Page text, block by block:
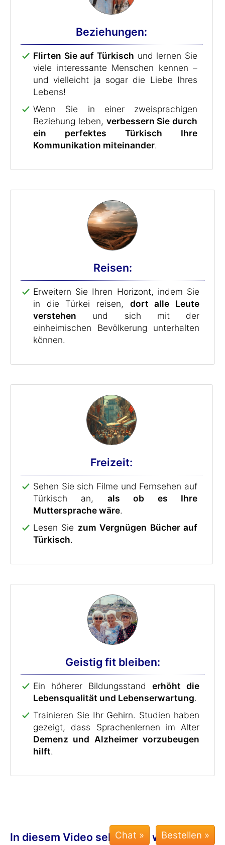
Beziehungen:
Flirten Sie auf Türkisch und lernen Sie
viele interessante Menschen kennen –
und vielleicht ja sogar die Liebe Ihres
Lebens!
Wenn Sie in einer zweisprachigen
Beziehung leben, verbessern Sie durch
ein perfektes Türkisch Ihre
Kommunikation miteinander.
Reisen:
Erweitern Sie Ihren Horizont, indem Sie
in die Türkei reisen, dort alle Leute
verstehen und sich mit der
einheimischen Bevölkerung unterhalten
können.
Freizeit:
Sehen Sie sich Filme und Fernsehen auf
Türkisch an, als ob es Ihre
Muttersprache wäre.
Lesen Sie zum Vergnügen Bücher auf
Türkisch.
Geistig fit bleiben:
Ein höherer Bildungsstand erhöht die
Lebensqualität und Lebenserwartung.
Trainieren Sie Ihr Gehirn. Studien haben
gezeigt, dass Sprachenlernen im Alter
Demenz und Alzheimer vorzubeugen
hilft.
In diesem Video sehen Sie, wie Sie mit
Chat »